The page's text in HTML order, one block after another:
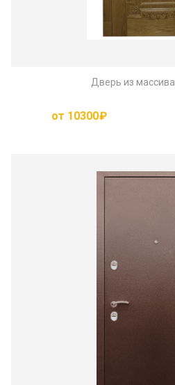
Дверь из массива
от 10300₽